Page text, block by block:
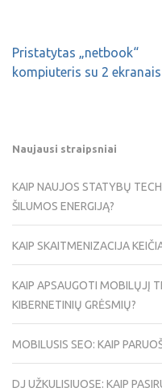
Pristatytas „netbook“
kompiuteris su 2 ekranais
Naujausi straipsniai
KAIP NAUJOS STATYBŲ
ŠILUMOS ENERGIJĄ?
KAIP SKAITMENIZACIJA
KAIP APSAUGOTI MOBILŲJĮ
KIBERNETINIŲ GRĖSMIŲ?
MOBILUSIS SEO: KAIP
DJ UŽKULISIUOSE: KAIP